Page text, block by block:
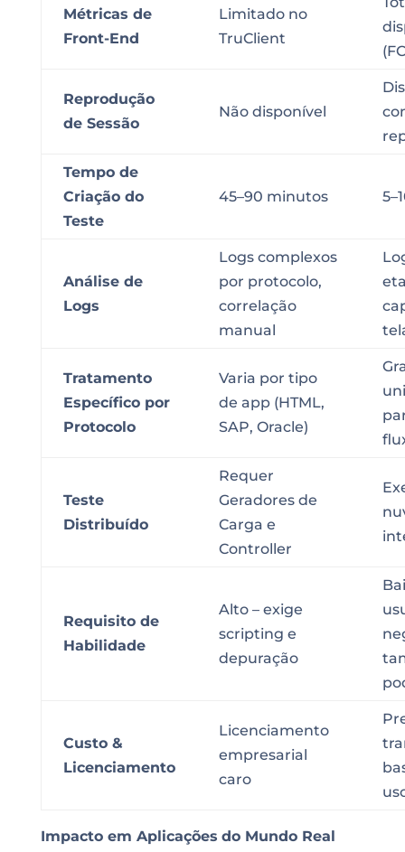
Métricas de
Front-End
Limitado no
TruClient
Reprodução
de Sessão
Não disponível
Tempo de
Criação do
Teste
45–90 minutos
Análise de
Logs
Logs complexos
por protocolo,
correlação
manual
Tratamento
Específico por
Protocolo
Varia por tipo
de app (HTML,
SAP, Oracle)
Teste
Distribuído
Requer
Geradores de
Carga e
Controller
Requisito de
Habilidade
Alto – exige
scripting e
depuração
Custo &
Licenciamento
Licenciamento
empresarial
caro
Impacto em Aplicações do Mundo Real